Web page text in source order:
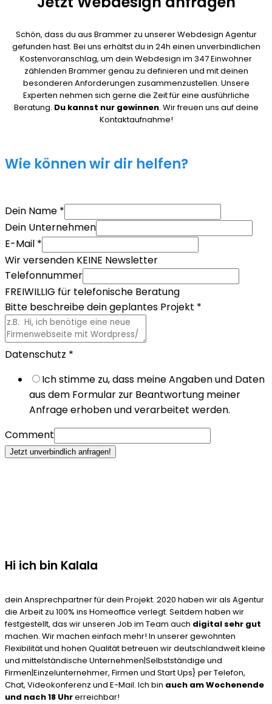
Schön, dass du aus Brammer zu unserer Webdesign Agentur
gefunden hast. Bei uns erhältst du in 24h einen unverbindlichen
Kostenvoranschlag, um dein Webdesign im 347 Einwohner
zählenden Brammer genau zu definieren und mit deinen
besonderen Anforderungen zusammenzustellen. Unsere
Experten nehmen sich gerne die Zeit für eine ausführliche
Beratung. Du kannst nur gewinnen. Wir freuen uns auf deine
Kontaktaufnahme!
Wie können wir dir helfen?
Dein Name *
Dein Unternehmen
E-Mail *
Wir versenden KEINE Newsletter
Telefonnummer
FREIWILLIG für telefonische Beratung
Bitte beschreibe dein geplantes Projekt *
Datenschutz *
Ich stimme zu, dass meine Angaben und Daten
aus dem Formular zur Beantwortung meiner
Anfrage erhoben und verarbeitet werden.
Comment
Jetzt unverbindlich anfragen!
Hi ich bin Kalala
dein Ansprechpartner für dein Projekt. 2020 haben wir als Agentur
die Arbeit zu 100% ins Homeoffice verlegt. Seitdem haben wir
festgestellt, das wir unseren Job im Team auch digital sehr gut
machen. Wir machen einfach mehr! In unserer gewohnten
Flexibilität und hohen Qualität betreuen wir deutschlandweit kleine
und mittelständische Unternehmen|Selbstständige und
Firmen|Einzelunternehmer, Firmen und Start Ups} per Telefon,
Chat, Videokonferenz und E-Mail. Ich bin auch am Wochenende
und nach 18 Uhrerreichbar!